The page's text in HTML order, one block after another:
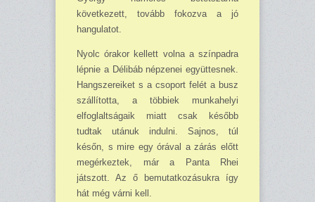
következett, tovább fokozva a jó
hangulatot.
Nyolc órakor kellett volna a színpadra
lépnie a Délibáb népzenei együttesnek.
Hang­szereiket s a csoport felét a busz
szállította, a többiek munkahelyi
elfoglaltságaik miatt csak később
tudtak utánuk indulni. Sajnos, túl
későn, s mire egy órával a zárás előtt
megérkeztek, már a Panta Rhei
játszott. Az ő bemutatkozásukra így
hát még várni kell.